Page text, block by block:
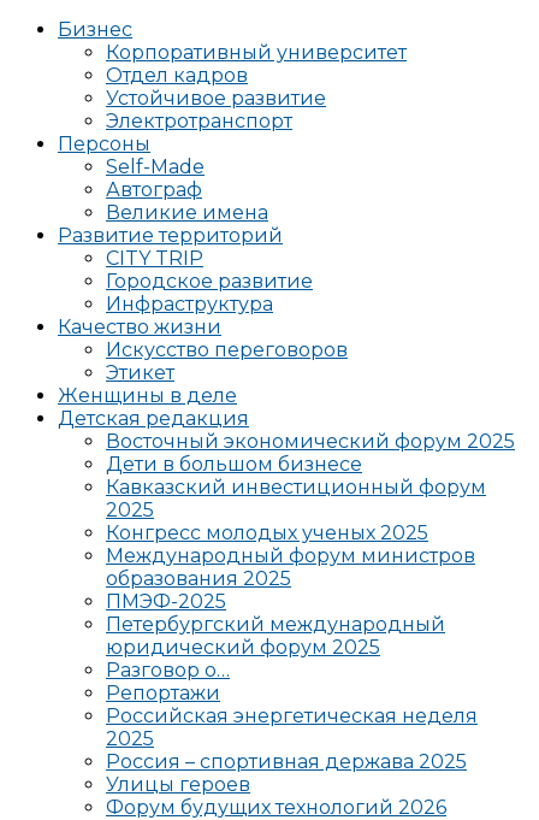
Бизнес
Корпоративный университет
Отдел кадров
Устойчивое развитие
Электротранспорт
Персоны
Self-Made
Автограф
Великие имена
Развитие территорий
CITY TRIP
Городское развитие
Инфраструктура
Качество жизни
Искусство переговоров
Этикет
Женщины в деле
Детская редакция
Восточный экономический форум 2025
Дети в большом бизнесе
Кавказский инвестиционный форум
2025
Конгресс молодых ученых 2025
Международный форум министров
образования 2025
ПМЭФ-2025
Петербургский международный
юридический форум 2025
Разговор о…
Репортажи
Российская энергетическая неделя
2025
Россия – спортивная держава 2025
Улицы героев
Форум будущих технологий 2026